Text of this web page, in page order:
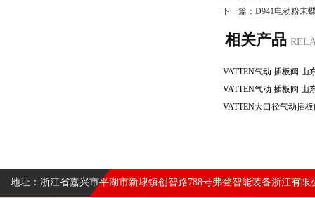
下一篇： D941电动粉末
相关产品
地址：浙江省嘉兴市平湖市新埭镇创智路788号弗登智能装备浙江有限